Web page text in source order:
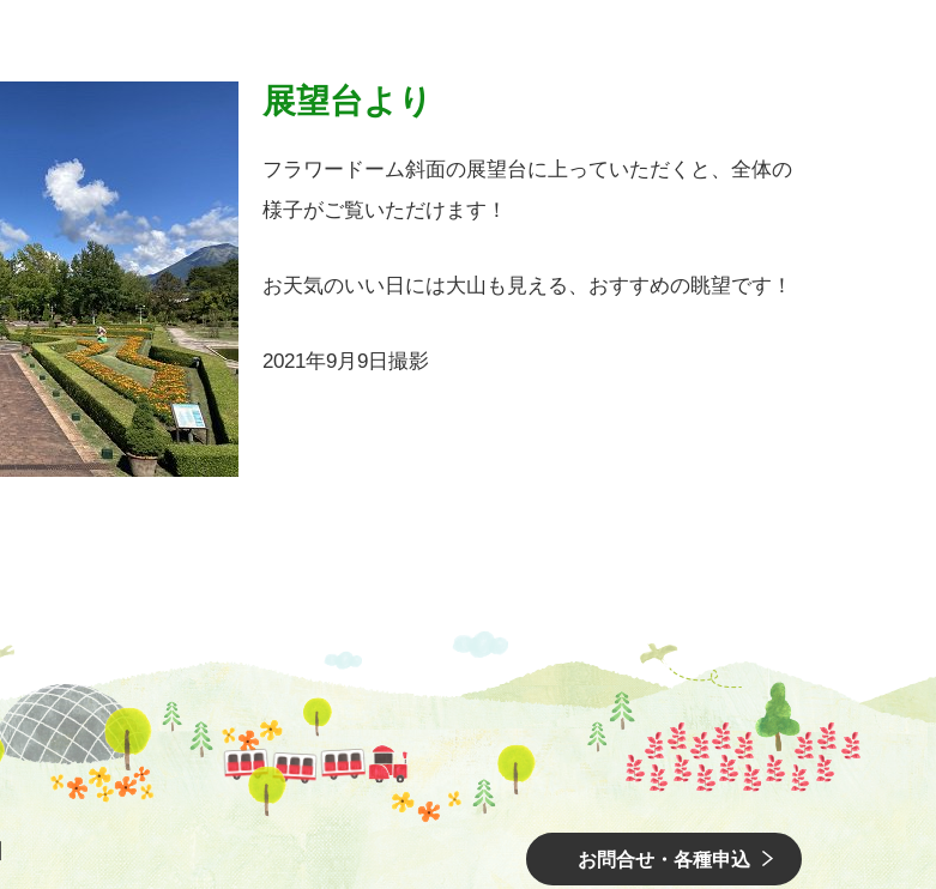
展望台より
フラワードーム斜面の展望台に上っていただくと、全体の
様子がご覧いただけます！
お天気のいい日には大山も見える、おすすめの眺望です！
2021年9月9日撮影
お問合せ・各種申込